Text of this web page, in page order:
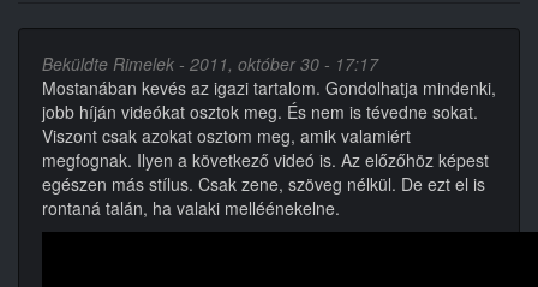
Beküldte Rimelek - 2011, október 30 - 17:17
Mostanában kevés az igazi tartalom. Gondolhatja mindenki,
jobb híján videókat osztok meg. És nem is tévedne sokat.
Viszont csak azokat osztom meg, amik valamiért
megfognak. Ilyen a következő videó is. Az előzőhöz képest
egészen más stílus. Csak zene, szöveg nélkül. De ezt el is
rontaná talán, ha valaki melléénekelne.